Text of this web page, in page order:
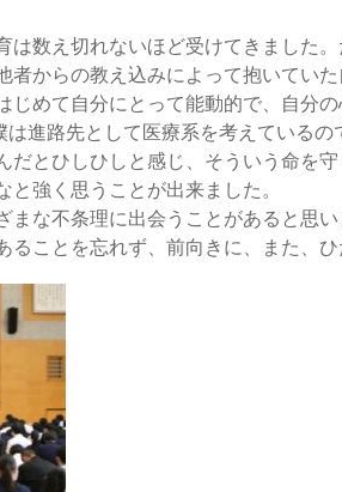
は数え切れないほど受けてきました
者からの教え込みによって抱いてい
めて自分にとって能動的で、自分
進路先として医療系を考えている
だとひしひしと感じ、そういう命を
強く思うことが出来ました。
な不条理に出会うことがあると思
ことを忘れず、前向きに、また、